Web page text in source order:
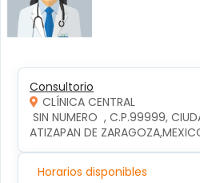
Consultorio
CLÍNICA CENTRAL
ATIZAPAN DE
Horarios disponibles